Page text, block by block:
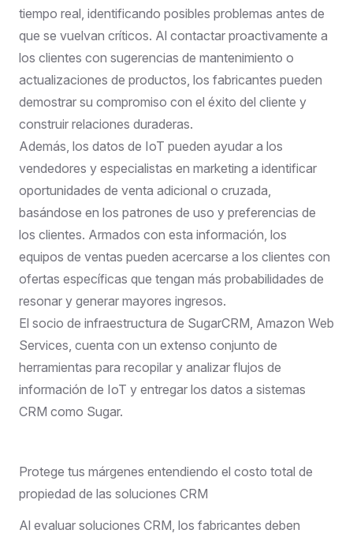
tiempo real, identificando posibles problemas antes de
que se vuelvan críticos. Al contactar proactivamente a
los clientes con sugerencias de mantenimiento o
actualizaciones de productos, los fabricantes pueden
demostrar su compromiso con el éxito del cliente y
construir relaciones duraderas.
Además, los datos de IoT pueden ayudar a los
vendedores y especialistas en marketing a identificar
oportunidades de venta adicional o cruzada,
basándose en los patrones de uso y preferencias de
los clientes. Armados con esta información, los
equipos de ventas pueden acercarse a los clientes con
ofertas específicas que tengan más probabilidades de
resonar y generar mayores ingresos.
El socio de infraestructura de SugarCRM, Amazon Web
Services, cuenta con un extenso conjunto de
herramientas para recopilar y analizar flujos de
información de IoT y entregar los datos a sistemas
CRM como Sugar.
Protege tus márgenes entendiendo el costo total de
propiedad de las soluciones CRM
Al evaluar soluciones CRM, los fabricantes deben